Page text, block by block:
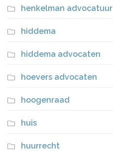
henkelman advocatuur
hiddema
hiddema advocaten
hoevers advocaten
hoogenraad
huis
huurrecht